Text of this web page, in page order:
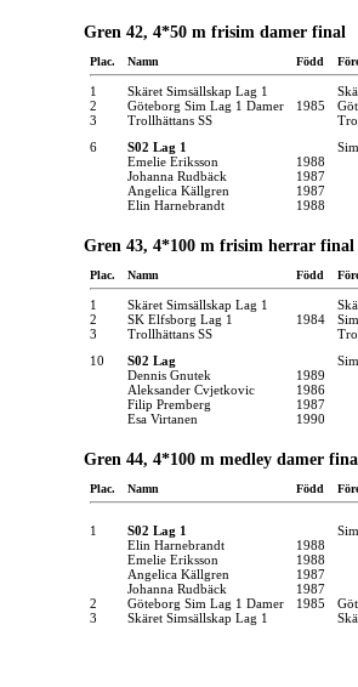
Gren 42, 4*50 m frisim damer final
Plac. Namn Född
1 Skäret Simsällskap Lag 1
2
Göteborg Sim Lag 1 Damer 1985
3
Trollhättans SS
6
S02 Lag 1
Emelie Eriksson
1988
Johanna Rudbäck
1987
Angelica Källgren
1987
Elin Harnebrandt
1988
Gren 43, 4*100 m frisim herrar final
Plac. Namn Född
1 Skäret Simsällskap Lag 1
2
SK Elfsborg Lag 1 1984
3
Trollhättans SS
10
S02 Lag
Dennis Gnutek
1989
Aleksander Cvjetkovic
1986
Filip Premberg
1987
Esa Virtanen
1990
Gren 44, 4*100 m medley damer
Plac. Namn Född
1 S02 Lag 1
Elin Harnebrandt
1988
Emelie Eriksson
1988
Angelica Källgren
1987
Johanna Rudbäck
1987
2
Göteborg Sim Lag 1 Damer 1985
3
Skäret Simsällskap Lag 1